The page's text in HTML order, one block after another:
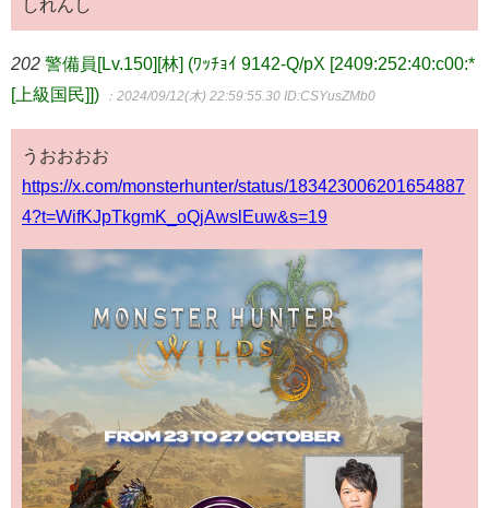
しれんし
202 警備員[Lv.150][林] (ﾜｯﾁｮｲ 9142-Q/pX [2409:252:40:c00:*
[上級国民]])
：2024/09/12(木) 22:59:55.30 ID:CSYusZMb0
うおおおお
https://x.com/monsterhunter/status/183423006201654887
4?t=WifKJpTkgmK_oQjAwslEuw&s=19